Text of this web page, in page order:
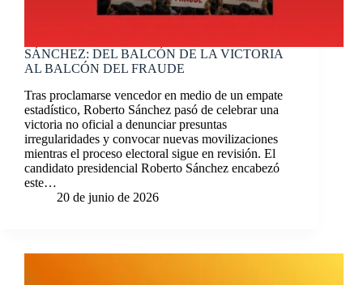
SÁNCHEZ: DEL BALCÓN DE LA VICTORIA
AL BALCÓN DEL FRAUDE
Tras proclamarse vencedor en medio de un empate
estadístico, Roberto Sánchez pasó de celebrar una
victoria no oficial a denunciar presuntas
irregularidades y convocar nuevas movilizaciones
mientras el proceso electoral sigue en revisión. El
candidato presidencial Roberto Sánchez encabezó
este…
20 de junio de 2026